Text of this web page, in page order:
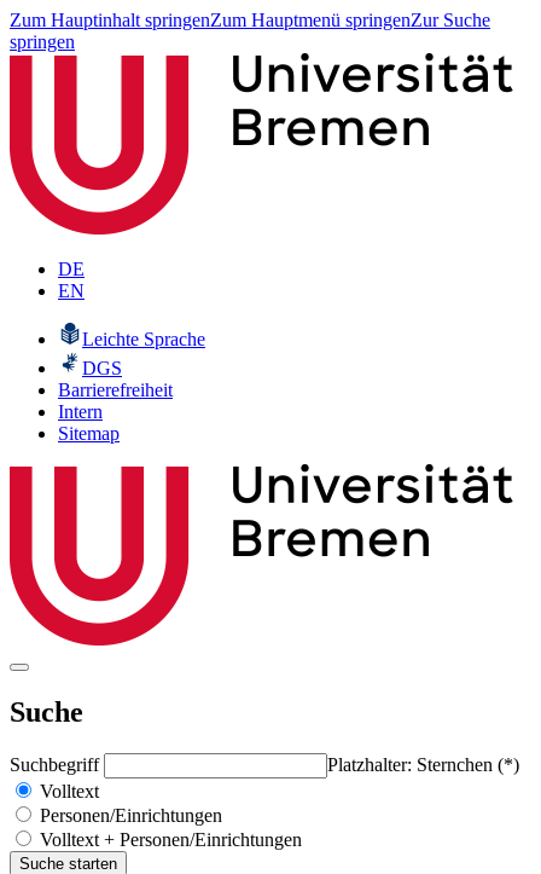
Zum Hauptinhalt springenZum Hauptmenü springenZur Suche
springen
DE
EN
Leichte Sprache
DGS
Barrierefreiheit
Intern
Sitemap
Suche
Suchbegriff
Platzhalter: Sternchen (*)
Volltext
Personen/Einrichtungen
Volltext + Personen/Einrichtungen